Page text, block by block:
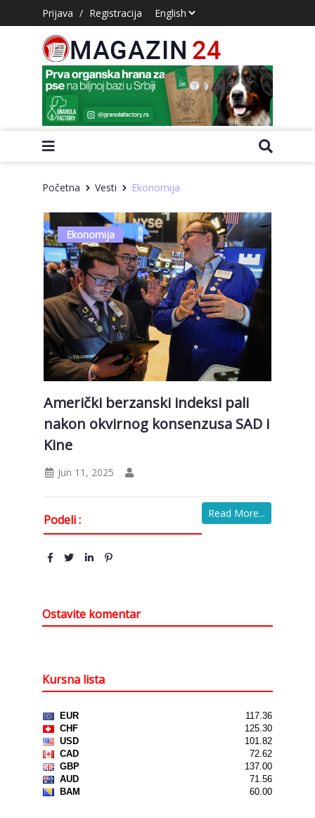
Prijava / Registracija
Početna Vesti Ekonomija
Ekonomija
Američki berzanski indeksi pali
nakon okvirnog konsenzusa SAD i
Kine
Jun 11, 2025
Read More...
Podeli :
Ostavite komentar
Kursna lista